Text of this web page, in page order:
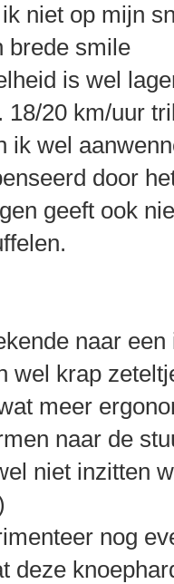
niet op mijn
brede smile
is wel
18/20 km/uur
ik wel
door
geeft ook
naar
wel krap
meer
naar de
niet inzitten
nog
deze